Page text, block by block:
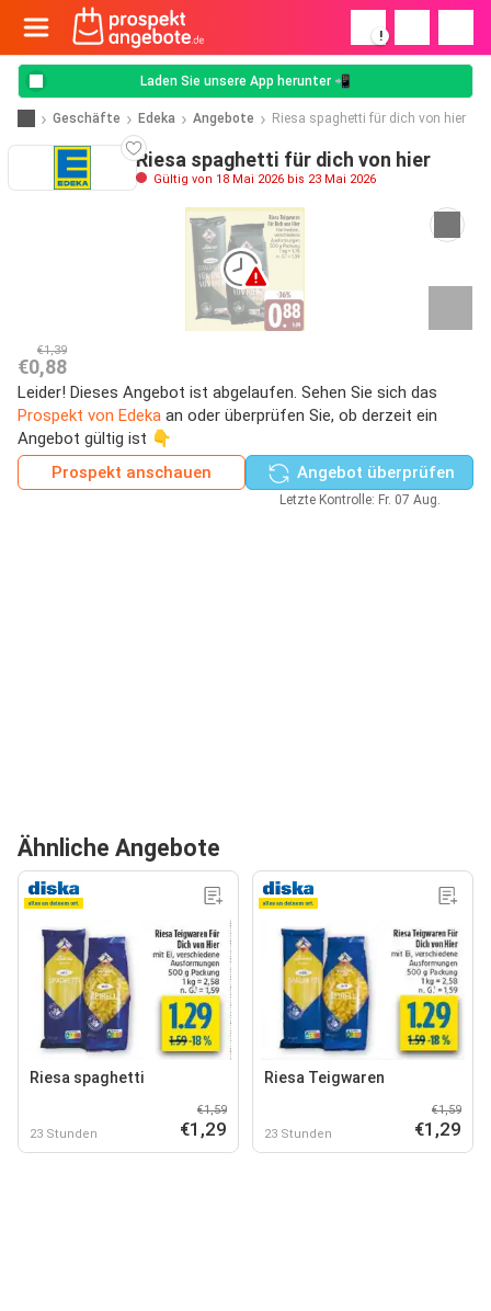
!
Laden Sie unsere App herunter 📲
Geschäfte Edeka Angebote Riesa spaghetti für dich von hier
Riesa spaghetti für dich von hier
Gültig von 18 Mai 2026 bis 23 Mai 2026
€1,39
€0,88
Leider! Dieses Angebot ist abgelaufen. Sehen Sie sich das
Prospekt von Edeka an oder überprüfen Sie, ob derzeit ein
Angebot gültig ist 👇
Prospekt anschauen
Angebot überprüfen
Letzte Kontrolle: Fr. 07 Aug.
Ähnliche Angebote
Riesa spaghetti
23 Stunden
€1,59
€1,29
Riesa Teigwaren
23 Stunden
€1,59
€1,29